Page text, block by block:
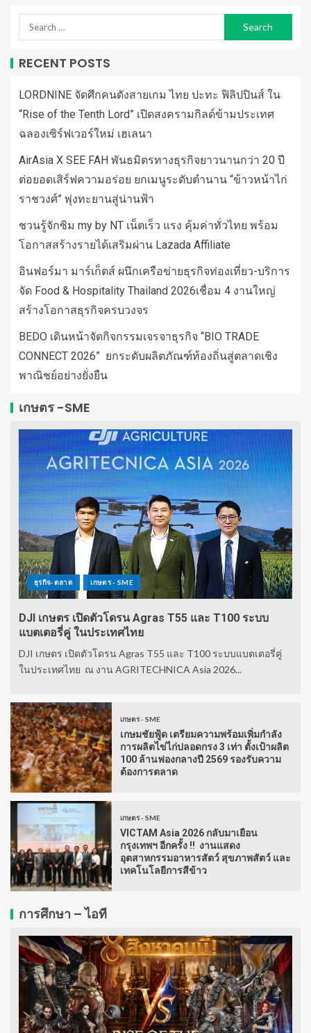
RECENT POSTS
LORDNINE จัดศึกคนดังสายเกม ไทย ปะทะ ฟิลิปปินส์ ใน
“Rise of the Tenth Lord” เปิดสงครามกิลด์ข้ามประเทศ
ฉลองเซิร์ฟเวอร์ใหม่ เฮเลนา
AirAsia X SEE FAH พันธมิตรทางธุรกิจยาวนานกว่า 20 ปี
ต่อยอดเสิร์ฟความอร่อย ยกเมนูระดับตำนาน “ข้าวหน้าไก่
ราชวงศ์” พุ่งทะยานสู่น่านฟ้า
ชวนรู้จักซิม my by NT เน็ตเร็ว แรง คุ้มค่าทั่วไทย พร้อม
โอกาสสร้างรายได้เสริมผ่าน Lazada Affiliate
อินฟอร์มา มาร์เก็ตส์ ผนึกเครือข่ายธุรกิจท่องเที่ยว-บริการ
จัด Food & Hospitality Thailand 2026เชื่อม 4 งานใหญ่
สร้างโอกาสธุรกิจครบวงจร
BEDO เดินหน้าจัดกิจกรรมเจรจาธุรกิจ “BIO TRADE
CONNECT 2026” ยกระดับผลิตภัณฑ์ท้องถิ่นสู่ตลาดเชิง
พาณิชย์อย่างยั่งยืน
เกษตร -SME
ธุรกิจ-ตลาด เกษตร - SME
DJI เกษตร เปิดตัวโดรน Agras T55 และ T100 ระบบ
แบตเตอรี่คู่ ในประเทศไทย
DJI เกษตร เปิดตัวโดรน Agras T55 และ T100 ระบบแบตเตอรี่คู่
ในประเทศไทย ณ งาน AGRITECHNICA Asia 2026...
เกษตร - SME
เกษมชัยฟู้ด เตรียมความพร้อมเพิ่มกำลัง
การผลิตไข่ไก่ปลอดกรง 3 เท่า ตั้งเป้าผลิต
100 ล้านฟองกลางปี 2569 รองรับความ
ต้องการตลาด
เกษตร - SME
VICTAM Asia 2026 กลับมาเยือน
กรุงเทพฯ อีกครั้ง !! งานแสดง
อุตสาหกรรมอาหารสัตว์ สุขภาพสัตว์ และ
เทคโนโลยีการสีข้าว
การศึกษา – ไอที